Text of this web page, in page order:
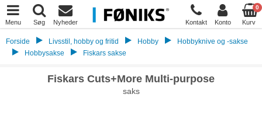
Menu Søg Nyheder Kontakt Konto
0
Kurv
Forside Livsstil, hobby og fritid Hobby
Hobbyknive og -sakse
Hobbysakse
Fiskars sakse
Fiskars Cuts+More Multi-purpose
saks